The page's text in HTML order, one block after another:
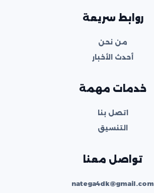
روابط سريعة
من نحن
أحدث الأخبار
خدمات مهمة
اتصل بنا
التنسيق
تواصل معنا
natega4dk@gmail.com